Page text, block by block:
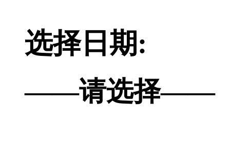
选择日期:
——请选择——